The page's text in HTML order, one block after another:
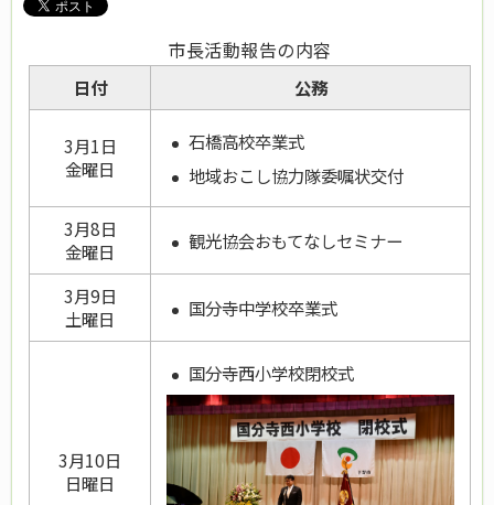
市長活動報告の内容
日付 公務
3月1日
金曜日
石橋高校卒業式
地域おこし協力隊委嘱状交付
3月8日
金曜日
観光協会おもてなしセミナー
3月9日
土曜日
国分寺中学校卒業式
3月10日
日曜日
国分寺西小学校閉校式